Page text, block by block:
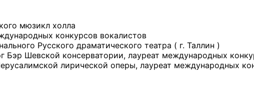
мюзикл холла
конкурсов вокалистов
Русского драматического театра ( г. Таллин )
Бэр Шевской консерватории, лауреат международных
лирической оперы, лауреат международных